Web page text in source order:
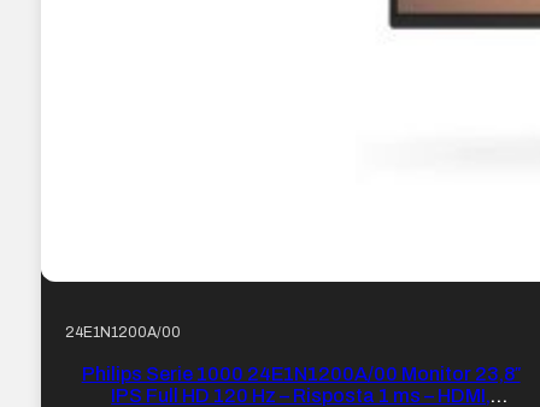
24E1N1200A/00
Philips Serie 1000 24E1N1200A/00 Monitor 23,8″
IPS Full HD 120 Hz – Risposta 1 ms – HDMI,